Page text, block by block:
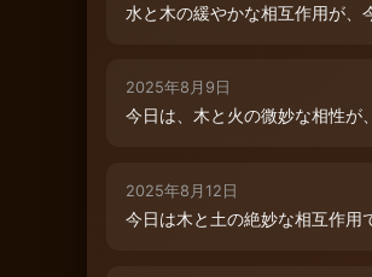
水と木の緩やかな相互作用が、
2025年8月9日
今日は、木と火の微妙な相性が
2025年8月12日
今日は木と土の絶妙な相互作用